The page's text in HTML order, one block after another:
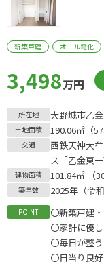
新築戸建 オール電化
3,498万円
所在地 大野城市乙
土地面積 190.06㎡（
交通
西鉄天神大
ス「乙金東
建物面積 101.84㎡ （
築年数 2025年（令
POINT
〇新築戸建
〇家計に優
〇毎日が整
〇日当り良